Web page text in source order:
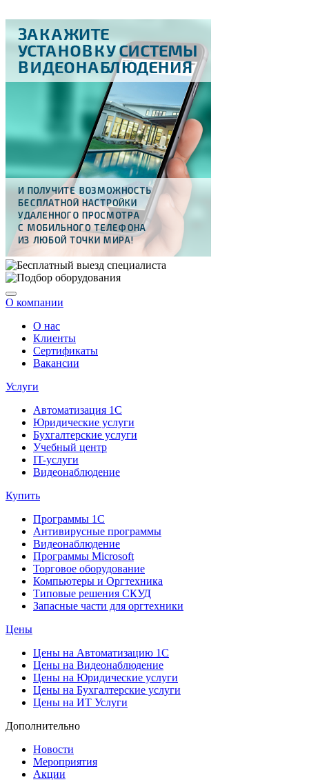
О компании
О нас
Клиенты
Сертификаты
Вакансии
Услуги
Автоматизация 1С
Юридические услуги
Бухгалтерские услуги
Учебный центр
IT-услуги
Видеонаблюдение
Купить
Программы 1С
Антивирусные программы
Видеонаблюдение
Программы Microsoft
Торговое оборудование
Компьютеры и Оргтехника
Типовые решения СКУД
Запасные части для оргтехники
Цены
Цены на Автоматизацию 1С
Цены на Видеонаблюдение
Цены на Юридические услуги
Цены на Бухгалтерские услуги
Цены на ИТ Услуги
Дополнительно
Новости
Мероприятия
Акции